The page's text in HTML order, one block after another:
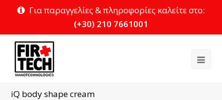
Για παραγγελίες & πληροφορίες καλείτε στο:
(+30) 210 7661001
iQ body shape cream